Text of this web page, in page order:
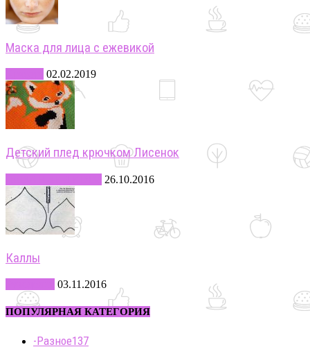
Маска для лица с ежевикой
02.02.2019
Детский плед крючком Лисенок
26.10.2016
Каллы
03.11.2016
ПОПУЛЯРНАЯ КАТЕГОРИЯ
-Разное137